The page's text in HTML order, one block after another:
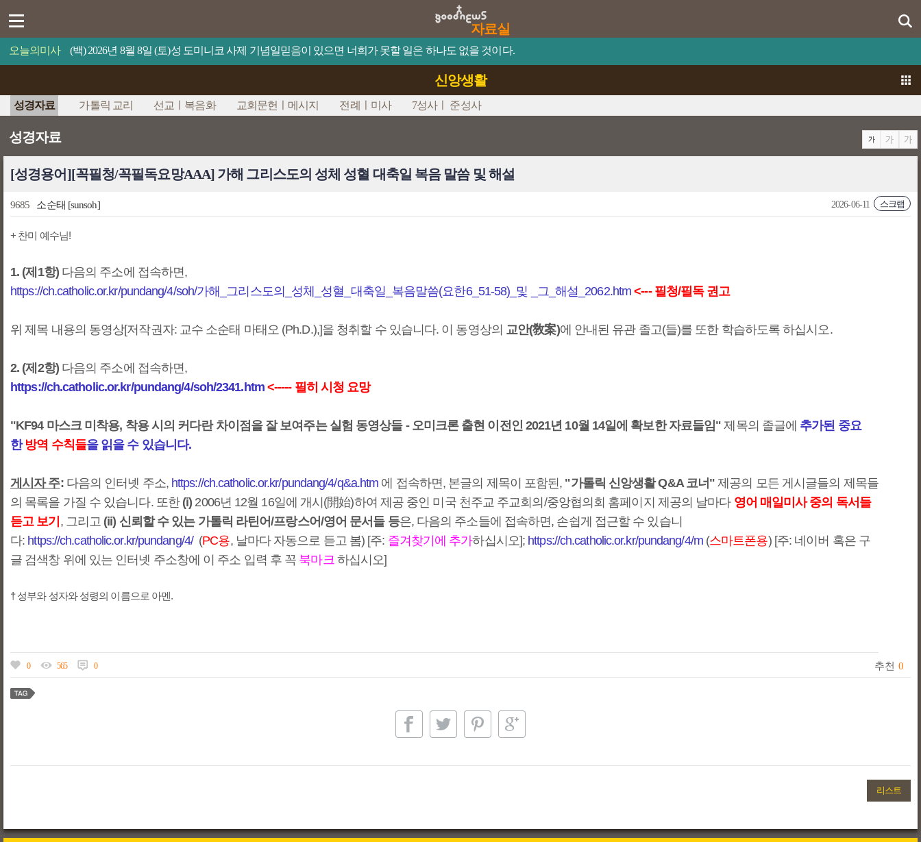
자료실
오늘의미사 (백) 2026년 8월 8일 (토)성 도미니코 사제 기념일믿음이 있으면 너희가 못할 일은 하나도 없을 것이다.
신앙생활
성경자료 가톨릭 교리 선교ㅣ복음화 교회문헌ㅣ메시지 전례ㅣ미사 7성사ㅣ 준성사
성경자료
[성경용어][꼭필청/꼭필독요망AAA] 가해 그리스도의 성체 성혈 대축일 복음 말씀 및 해설
9685 소순태 [sunsoh] 스크랩
2026-06-11
+ 찬미 예수님!
1. (제1항)다음의 주소에 접속하면,
https://ch.catholic.or.kr/pundang/4/soh/가해_그리스도의_성체_성혈_대축일_복음말씀(요한6_51-58)_및 _그_해설_2062.htm <--- 필청/필독 권고
위 제목 내용의 동영상[저작권자: 교수 소순태 마태오 (Ph.D.),]을 청취할 수 있습니다. 이 동영상의 교안(敎案)에 안내된 유관 졸고(들)를 또한 학습하도록 하십시오.
2. (제2항)다음의 주소에 접속하면,
https://ch.catholic.or.kr/pundang/4/soh/2341.htm <----- 필히 시청 요망
"KF94 마스크 미착용, 착용 시의 커다란 차이점을 잘 보여주는 실험 동영상들 - 오미크론 출현 이전인 2021년 10월 14일에 확보한 자료들임" 제목의 졸글에 추가된 중요
한 방역 수칙들을 읽을 수 있습니다.
게시자 주: 다음의 인터넷 주소, https://ch.catholic.or.kr/pundang/4/q&a.htm 에 접속하면, 본글의 제목이 포함된, "가톨릭 신앙생활 Q&A 코너" 제공의 모든 게시글들의 제목들
의 목록을 가질 수 있습니다. 또한 (i) 2006년 12월 16일에 개시(開始)하여 제공 중인 미국 천주교 주교회의/중앙협의회 홈페이지 제공의 날마다 영어 매일미사 중의 독서들
듣고 보기 , 그리고 (ii) 신뢰할 수 있는 가톨릭 라틴어/프랑스어/영어 문서들 등은, 다음의 주소들에 접속하면, 손쉽게 접근할 수 있습니
다: https://ch.catholic.or.kr/pundang/4/(PC용, 날마다 자동으로 듣고 봄) [주: 즐겨찾기에 추가하십시오]; https://ch.catholic.or.kr/pundang/4/m(스마트폰용) [주: 네이버 혹은 구
글 검색창 위에 있는 인터넷 주소창에 이 주소 입력 후 꼭 북마크하십시오]
† 성부와 성자와 성령의 이름으로 아멘.
0 565 0 추천 0
리스트